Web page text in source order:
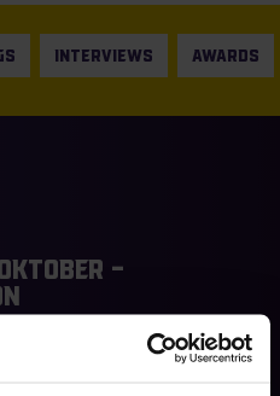
INTERVIEWS AWARDS
–